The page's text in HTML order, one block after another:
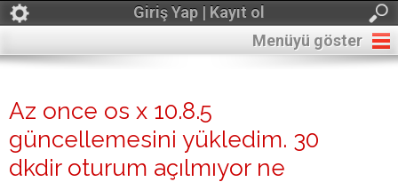
Giriş Yap | Kayıt ol
Menüyü göster
Az once os x 10.8.5
güncellemesini yükledim. 30
dkdir oturum açılmıyor ne